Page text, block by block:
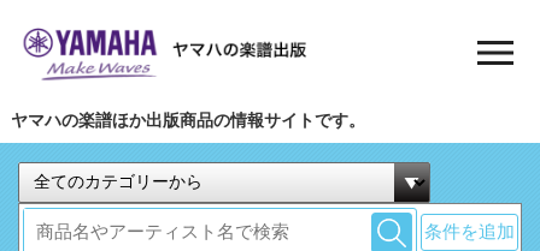
ヤマハの楽譜ほか出版商品の情報サイトです。
条件を追加